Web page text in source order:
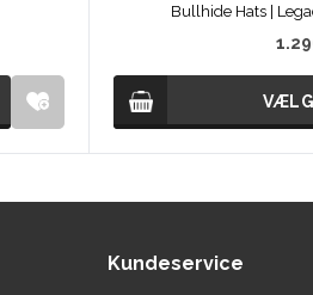
Bullhide Hats |
Kundeservice